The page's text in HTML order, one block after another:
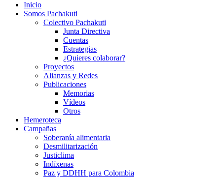
Inicio
Somos Pachakuti
Colectivo Pachakuti
Junta Directiva
Cuentas
Estrategias
¿Quieres colaborar?
Proyectos
Alianzas y Redes
Publicaciones
Memorias
Vídeos
Otros
Hemeroteca
Campañas
Soberanía alimentaria
Desmilitarización
Justiclima
Indíxenas
Paz y DDHH para Colombia